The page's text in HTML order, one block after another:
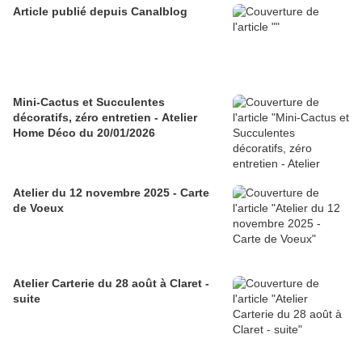
Article publié depuis Canalblog
Mini-Cactus et Succulentes
décoratifs, zéro entretien - Atelier
Home Déco du 20/01/2026
Atelier du 12 novembre 2025 - Carte
de Voeux
Atelier Carterie du 28 août à Claret -
suite